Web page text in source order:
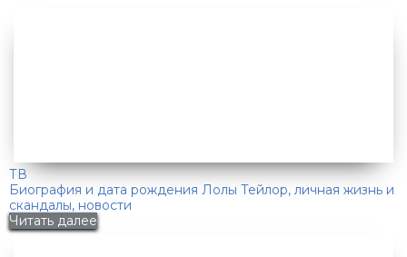
ТВ
Биография и дата рождения Лолы Тейлор, личная жизнь и
скандалы, новости
Читать далее